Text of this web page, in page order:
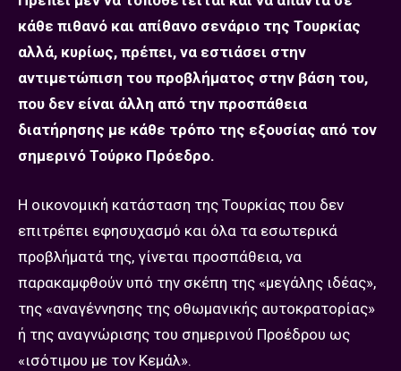
κάθε πιθανό και απίθανο σενάριο της Τουρκίας
αλλά, κυρίως, πρέπει, να εστιάσει στην
αντιμετώπιση του προβλήματος στην βάση του,
που δεν είναι άλλη από την προσπάθεια
διατήρησης με κάθε τρόπο της εξουσίας από τον
σημερινό Τούρκο Πρόεδρο.
Η οικονομική κατάσταση της Τουρκίας που δεν
επιτρέπει εφησυχασμό και όλα τα εσωτερικά
προβλήματά της, γίνεται προσπάθεια, να
παρακαμφθούν υπό την σκέπη της «μεγάλης ιδέας»,
της «αναγέννησης της οθωμανικής αυτοκρατορίας»
ή της αναγνώρισης του σημερινού Προέδρου ως
«ισότιμου με τον Κεμάλ».